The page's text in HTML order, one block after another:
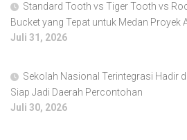
Standard Tooth vs Tiger Tooth vs
Bucket yang Tepat untuk Medan Proyek
Juli 31, 2026
Sekolah Nasional Terintegrasi Hadir
Siap Jadi Daerah Percontohan
Juli 30, 2026